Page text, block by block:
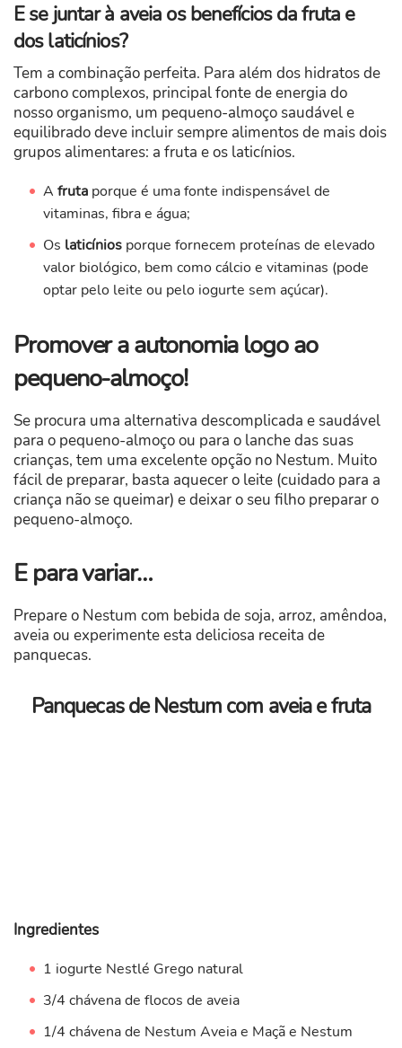
E se juntar à aveia os benefícios da fruta e
dos laticínios?
Tem a combinação perfeita. Para além dos hidratos de
carbono complexos, principal fonte de energia do
nosso organismo, um pequeno-almoço saudável e
equilibrado deve incluir sempre alimentos de mais dois
grupos alimentares: a fruta e os laticínios.
A frutaporque é uma fonte indispensável de
vitaminas, fibra e água;
Os laticíniosporque fornecem proteínas de elevado
valor biológico, bem como cálcio e vitaminas (pode
optar pelo leite ou pelo iogurte sem açúcar).
Promover a autonomia logo ao
pequeno-almoço!
Se procura uma alternativa descomplicada e saudável
para o pequeno-almoço ou para o lanche das suas
crianças, tem uma excelente opção no Nestum. Muito
fácil de preparar, basta aquecer o leite (cuidado para a
criança não se queimar) e deixar o seu filho preparar o
pequeno-almoço.
E para variar…
Prepare o Nestum com bebida de soja, arroz, amêndoa,
aveia ou experimente esta deliciosa receita de
panquecas.
Panquecas de Nestum com aveia e fruta
Ingredientes
1 iogurte Nestlé Grego natural
3/4 chávena de flocos de aveia
1/4 chávena de Nestum Aveia e Maçã e Nestum